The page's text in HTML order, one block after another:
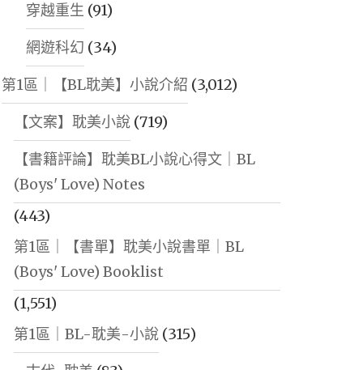
穿越重生 (91)
網遊科幻 (34)
第1區｜【BL耽美】小說介紹 (3,012)
【文案】耽美小說(719)
【書籍評論】耽美BL小說心得文｜BL
(Boys' Love) Notes
(443)
第1區｜【書單】耽美小說書單｜BL
(Boys' Love) Booklist
(1,551)
第1區｜BL-耽美-小說(315)